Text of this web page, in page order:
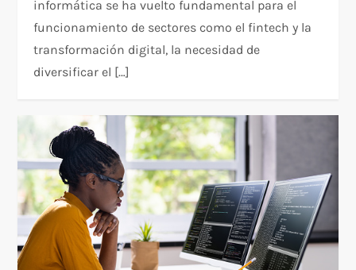
informática se ha vuelto fundamental para el
funcionamiento de sectores como el fintech y la
transformación digital, la necesidad de
diversificar el […]